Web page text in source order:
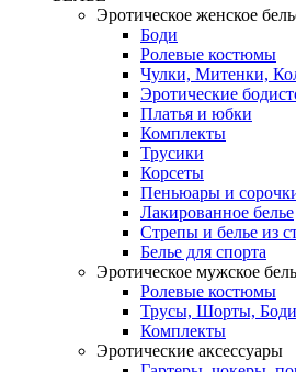
Эротическое женское
Боди
Ролевые костюмы
Чулки, Митенки,
Эротические
Платья и юбки
Комплекты
Трусики
Корсеты
Пеньюары и
Лакированное белье
Стрепы и белье из
Белье для спорта
Эротическое мужское
Ролевые костюмы
Трусы, Шорты, Боди
Комплекты
Эротические аксессуары